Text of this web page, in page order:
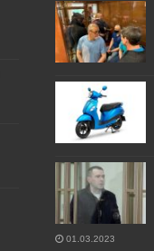
01.03.2023